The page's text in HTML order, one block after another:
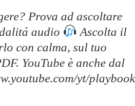
Prova ad ascoltare
audio
Ascolta il
con calma, sul tuo
YouTube è anche dal
yt/